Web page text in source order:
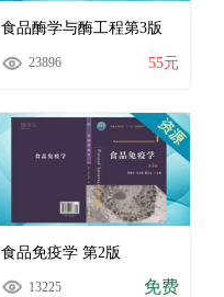
食品酶学与酶工程第3版
978-7-5655-2586-5
23896 55元
食品免疫学 第2版
978-7-5655-1938-3
13225 免费